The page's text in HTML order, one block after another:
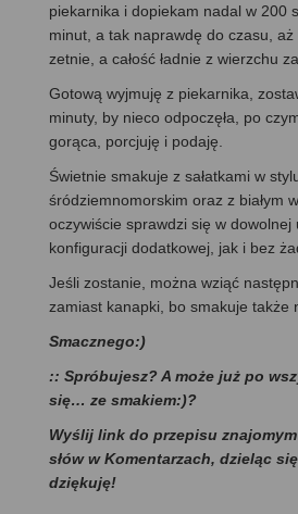
piekarnika i dopiekam nadal w 200
minut, a tak naprawdę do czasu,
zetnie, a całość ładnie z wierzchu
Gotową wyjmuję z piekarnika,
minuty, by nieco odpoczęła, po
gorąca, porcjuję i podaję.
Świetnie smakuje z sałatkami w
śródziemnomorskim oraz z białym
oczywiście sprawdzi się w dowolnej
konfiguracji dodatkowej, jak i bez
Jeśli zostanie, można wziąć
zamiast kanapki, bo smakuje także
Smacznego:)
:: Spróbujesz? A może już po
się… ze smakiem:)?
Wyślij link do przepisu
słów w Komentarzach, dzieląc
dziękuję!